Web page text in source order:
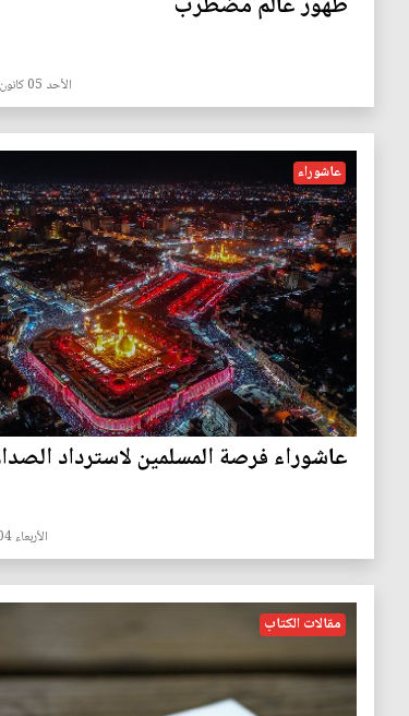
الأحد 05 كانون الثاني 2020
عاشوراء
عاشوراء فرصة المسلمين لاسترداد
الأربعاء 04 ايلول 2019
مقالات الكتاب